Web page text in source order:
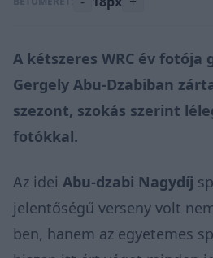
A kétszeres WRC év fotója
Gergely Abu-Dzabiban
szezont, szokás szerint
fotókkal.
Az idei Abu-dzabi Nagydíj
jelentőségű verseny volt
ben, hanem az egyetemes